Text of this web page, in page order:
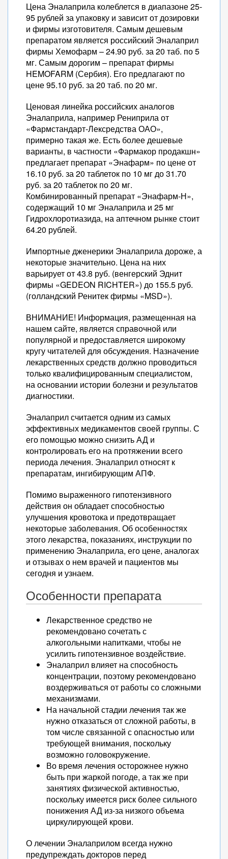
Цена Эналаприла колеблется в диапазоне 25-
95 рублей за упаковку и зависит от дозировки
и фирмы изготовителя. Самым дешевым
препаратом является российский Эналаприл
фирмы Хемофарм – 24.90 руб. за 20 таб. по 5
мг. Самым дорогим – препарат фирмы
HEMOFARM (Сербия). Его предлагают по
цене 95.10 руб. за 20 таб. по 20 мг.
Ценовая линейка российских аналогов
Эналаприла, например Рениприла от
«Фармстандарт-Лексредства ОАО»,
примерно такая же. Есть более дешевые
варианты, в частности «Фармакор продакшн»
предлагает препарат «Энафарм» по цене от
16.10 руб. за 20 таблеток по 10 мг до 31.70
руб. за 20 таблеток по 20 мг.
Комбинированный препарат «Энафарм-Н»,
содержащий 10 мг Эналаприла и 25 мг
Гидрохлоротиазида, на аптечном рынке стоит
64.20 рублей.
Импортные дженерики Эналаприла дороже, а
некоторые значительно. Цена на них
варьирует от 43.8 руб. (венгерский Эднит
фирмы «GEDEON RICHTER») до 155.5 руб.
(голландский Ренитек фирмы «MSD»).
ВНИМАНИЕ! Информация, размещенная на
нашем сайте, является справочной или
популярной и предоставляется широкому
кругу читателей для обсуждения. Назначение
лекарственных средств должно проводиться
только квалифицированным специалистом,
на основании истории болезни и результатов
диагностики.
Эналаприл считается одним из самых
эффективных медикаментов своей группы. С
его помощью можно снизить АД и
контролировать его на протяжении всего
периода лечения. Эналаприл относят к
препаратам, ингибирующим АПФ.
Помимо выраженного гипотензивного
действия он обладает способностью
улучшения кровотока и предотвращает
некоторые заболевания. Об особенностях
этого лекарства, показаниях, инструкции по
применению Эналаприла, его цене, аналогах
и отзывах о нем врачей и пациентов мы
сегодня и узнаем.
Особенности препарата
Лекарственное средство не
рекомендовано сочетать с
алкогольными напитками, чтобы не
усилить гипотензивное воздействие.
Эналаприл влияет на способность
концентрации, поэтому рекомендовано
воздерживаться от работы со сложными
механизмами.
На начальной стадии лечения так же
нужно отказаться от сложной работы, в
том числе связанной с опасностью или
требующей внимания, поскольку
возможно головокружение.
Во время лечения осторожнее нужно
быть при жаркой погоде, а так же при
занятиях физической активностью,
поскольку имеется риск более сильного
понижения АД из-за низкого объема
циркулирующей крови.
О лечении Эналаприлом всегда нужно
предупреждать докторов перед